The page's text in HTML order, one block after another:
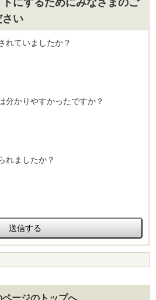
さい
れていましたか？
分かりやすかったですか？
れましたか？
ページのトップへ